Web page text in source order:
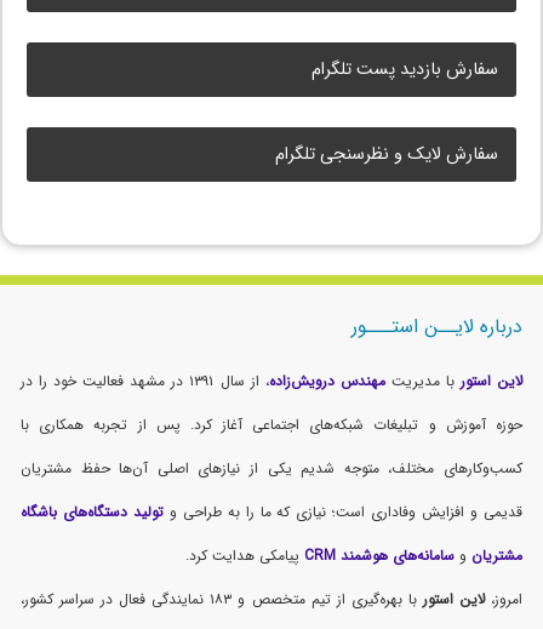
سفارش بازدید پست تلگرام
سفارش لایک و نظرسنجی تلگرام